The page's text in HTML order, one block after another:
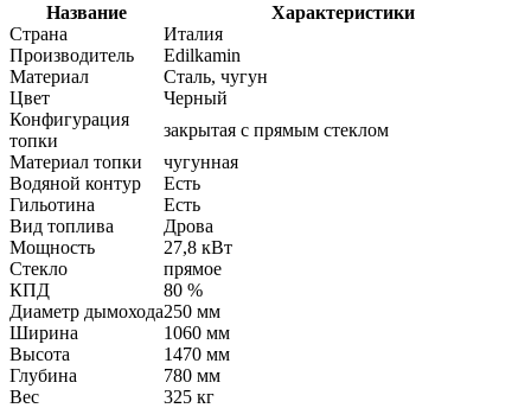
Название
Характеристики
Страна
Италия
Производитель
Edilkamin
Материал
Сталь, чугун
Цвет
Черный
Конфигурация
топки
закрытая с прямым стеклом
Материал топки
чугунная
Водяной контур
Есть
Гильотина
Есть
Вид топлива
Дрова
Мощность
27,8 кВт
Стекло
прямое
КПД
80 %
Диаметр дымохода250 мм
Ширина
1060 мм
Высота
1470 мм
Глубина
780 мм
Вес
325 кг